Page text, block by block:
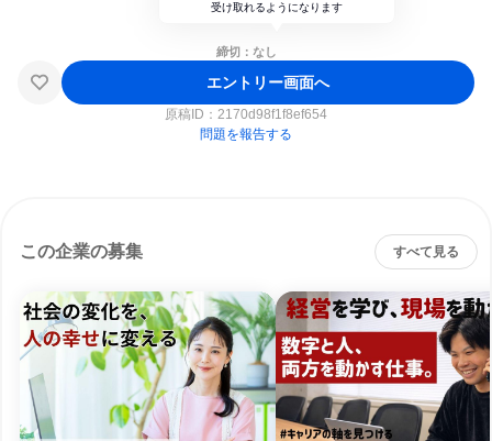
受け取れるようになります
締切：なし
エントリー画面へ
原稿ID： 2170d98f1f8ef654
問題を報告する
この企業の募集 すべて見る